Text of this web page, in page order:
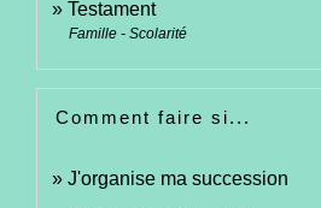
Testament
Famille - Scolarité
Comment faire si...
J'organise ma succession